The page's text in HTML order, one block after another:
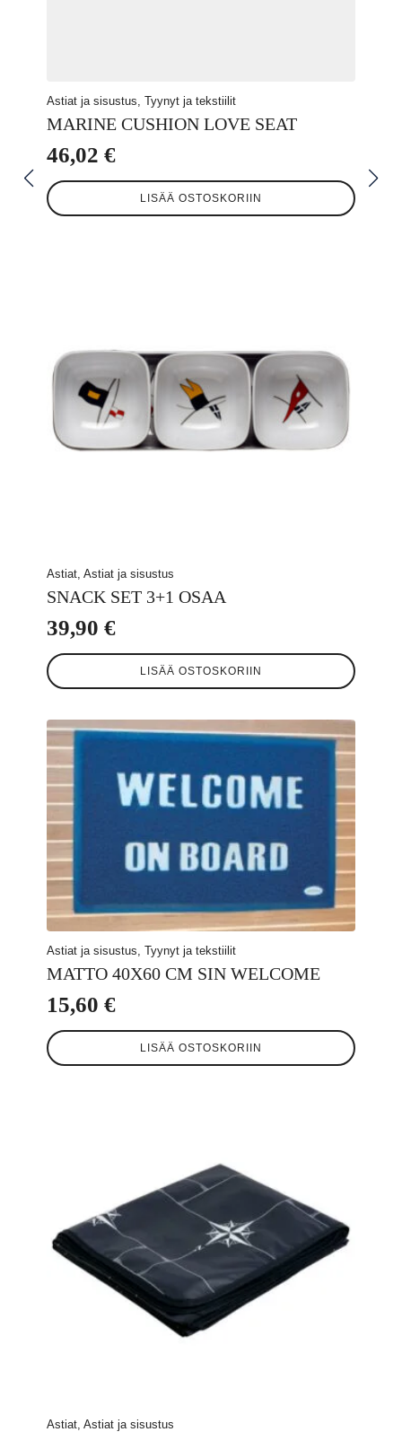
Astiat ja sisustus, Tyynyt ja tekstiilit
MARINE CUSHION LOVE SEAT
46,02 €
LISÄÄ OSTOSKORIIN
Astiat, Astiat ja sisustus
SNACK SET 3+1 OSAA
39,90 €
LISÄÄ OSTOSKORIIN
Astiat ja sisustus, Tyynyt ja tekstiilit
MATTO 40X60 CM SIN WELCOME
15,60 €
LISÄÄ OSTOSKORIIN
Astiat, Astiat ja sisustus